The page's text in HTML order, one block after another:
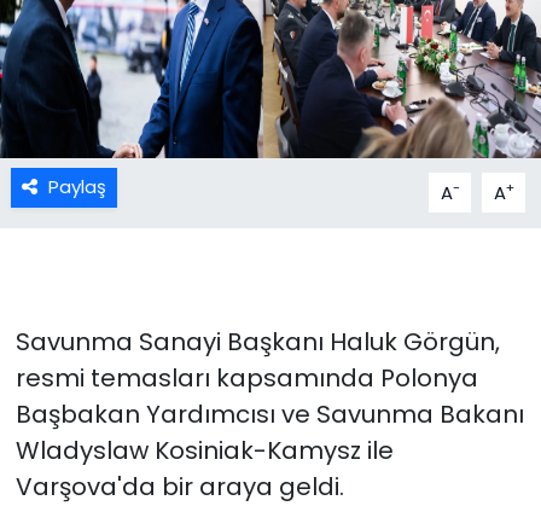
Paylaş A- A+
Savunma Sanayi Başkanı Haluk Görgün,
resmi temasları kapsamında Polonya
Başbakan Yardımcısı ve Savunma Bakanı
Wladyslaw Kosiniak-Kamysz ile
Varşova'da bir araya geldi.